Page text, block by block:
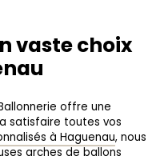
vaste choix
offre une
satisfaire toutes vos
à Haguenau, nous
arches de ballons